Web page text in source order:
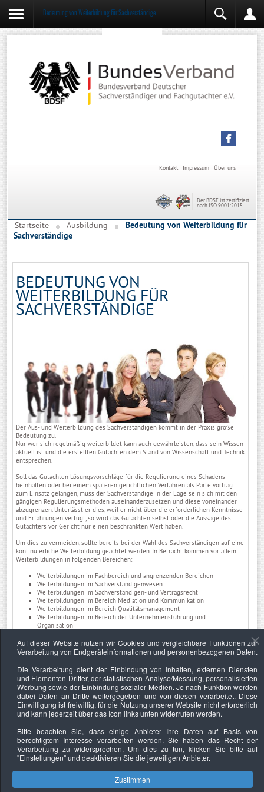
Bedeutung von Weiterbildung für Sachverständige
Über uns
Impressum
Kontakt
Der BDSF ist zertifiziert
nach ISO 9001:2015
Startseite Ausbildung
Bedeutung von Weiterbildung für
Sachverständige
BEDEUTUNG VON
WEITERBILDUNG FÜR
SACHVERSTÄNDIGE
Der Aus- und Weiterbildung des Sachverständigen kommt in der Praxis große
Bedeutung zu.
Nur wer sich regelmäßig weiterbildet kann auch gewährleisten, dass sein Wissen
aktuell ist und die erstellten Gutachten dem Stand von Wissenschaft und Technik
entsprechen.
Soll das Gutachten Lösungsvorschläge für die Regulierung eines Schadens
beinhalten oder bei einem späteren gerichtlichen Verfahren als Parteivortrag
zum Einsatz gelangen, muss der Sachverständige in der Lage sein sich mit den
gängigen Regulierungsmethoden auseinanderzusetzen und diese voneinander
abzugrenzen. Unterlässt er dies, weil er nicht über die erforderlichen Kenntnisse
und Erfahrungen verfügt, so wird das Gutachten selbst oder die Aussage des
Gutachters vor Gericht nur einen beschränkten Wert haben.
Um dies zu vermeiden, sollte bereits bei der Wahl des Sachverständigen auf eine
kontinuierliche Weiterbildung geachtet werden. In Betracht kommen vor allem
Weiterbildungen in folgenden Bereichen:
Weiterbildungen im Fachbereich und angrenzenden Bereichen
Weiterbildungen im Sachverständigenwesen
Weiterbildungen im Sachverständigen- und Vertragsrecht
Weiterbildungen im Bereich Mediation und Kommunikation
Weiterbildungen im Bereich Qualitätsmanagement
Weiterbildungen im Bereich der Unternehmensführung und
Organisation
Die Weiterbildung des Sachverständigen ist nicht, wie allgemein angenommen
wird, ein lobenswertes Beiwerk. Vielmehr ist die regelmäßige Weiterbildung eine
anderen Auftraggebern garantieren zu können.
Ist der Sachverständige von einer nachDIN EN ISO/IEC 17024akkreditierten
Zertifizierungsstelle zertifiziert, wird die Ausbildung und die kontinuierliche
Weiterbildung durch die Zertifizierungsstelle überwacht, so dass der
Auftraggeber auf ein besonders hohes Maß an Kompetenz und Sachverstand
aber auch auf eine fundiertes und aktuelles Fachwissen vertrauen kann.
Die Aus- und Weiterbildung des Sachverständigen ist für den Auftraggeber eine
wichtige Voraussetzung, um die Wahrscheinlichkeit einer späteren Verwertbarkeit
des Gutachtens zu erhöhen.
Weitere Informationen
Auf dieser Website nutzen wir Cookies und vergleichbare Funktionen zur
Verarbeitung von Endgeräteinformationen und personenbezogenen Daten.
Die Verarbeitung dient der Einbindung von Inhalten, externen Diensten
und Elementen Dritter, der statistischen Analyse/Messung, personalisierten
Werbung sowie der Einbindung sozialer Medien. Je nach Funktion werden
dabei Daten an Dritte weitergegeben und von diesen verarbeitet. Diese
Einwilligung ist freiwillig, für die Nutzung unserer Website nicht erforderlich
und kann jederzeit über das Icon links unten widerrufen werden.
Bitte beachten Sie, dass einige Anbieter Ihre Daten auf Basis von
berechtigtem Interesse verarbeiten werden. Sie haben das Recht der
Verarbeitung zu widersprechen. Um dies zu tun, klicken Sie bitte auf
"Einstellungen"und deaktivieren Sie die jeweiligen Anbieter.
Zustimmen